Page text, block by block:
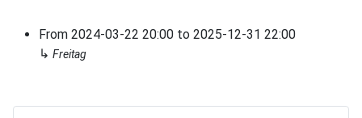
From 2024-03-22 20:00 to 2025-12-31 22:00
↳ Freitag